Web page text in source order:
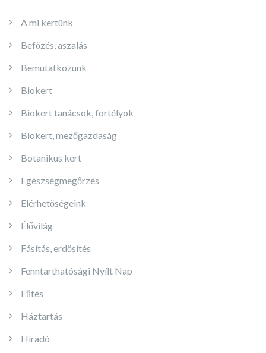
A mi kertünk
Befőzés, aszalás
Bemutatkozunk
Biokert
Biokert tanácsok, fortélyok
Biokert, mezőgazdaság
Botanikus kert
Egészségmegőrzés
Elérhetőségeink
Élővilág
Fásítás, erdősítés
Fenntarthatósági Nyílt Nap
Fűtés
Háztartás
Híradó